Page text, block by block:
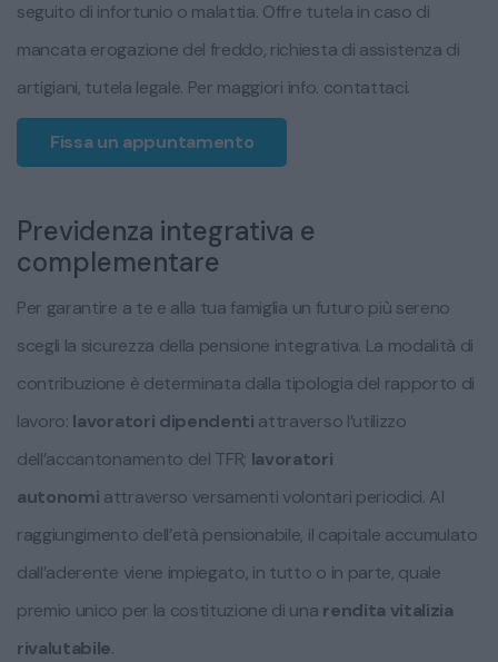
seguito di infortunio o malattia. Offre tutela in caso di
mancata erogazione del freddo, richiesta di assistenza di
artigiani, tutela legale. Per maggiori info. contattaci.
Fissa un appuntamento
Previdenza integrativa e
complementare
Per garantire a te e alla tua famiglia un futuro più sereno
scegli la sicurezza della pensione integrativa. La modalità di
contribuzione è determinata dalla tipologia del rapporto di
lavoro: lavoratori dipendenti attraverso l’utilizzo
dell’accantonamento del TFR; lavoratori
autonomi attraverso versamenti volontari periodici. Al
raggiungimento dell’età pensionabile, il capitale accumulato
dall’aderente viene impiegato, in tutto o in parte, quale
premio unico per la costituzione di una rendita vitalizia
rivalutabile.